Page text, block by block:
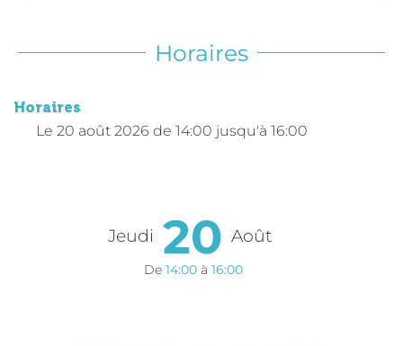
Horaires
Horaires
Le 20 août 2026 de 14:00 jusqu'à 16:00
Jeudi 20 Août
De 14:00 à 16:00